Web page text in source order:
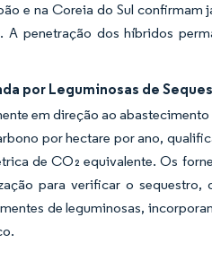
e na Coreia do Sul confirmam
penetração dos híbridos
por Leguminosas de
em direção ao
por hectare por ano,
de CO₂ equivalente. Os
para verificar o sequestro,
de leguminosas,